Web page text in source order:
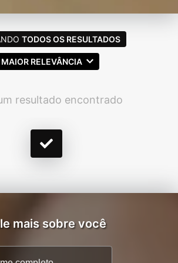
TODOS OS RESULTADOS
MAIOR RELEVÂNCIA
resultado encontrado
mais sobre você